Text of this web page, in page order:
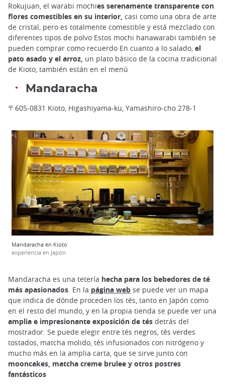
Rokujuan, el warabi mochies serenamente transparente con
flores comestibles en su interior, casi como una obra de arte
de cristal, pero es totalmente comestible y está mezclado con
diferentes tipos de polvo Estos mochi hanawarabi también se
pueden comprar como recuerdo En cuanto a lo salado, el
pato asado y el arroz, un plato básico de la cocina tradicional
de Kioto, también están en el menú
Mandaracha
〒605-0831 Kioto, Higashiyama-ku, Yamashiro-cho 278-1
Mandaracha en Kioto
experiencia en Japón
Mandaracha es una tetería hecha para los bebedores de té
más apasionados. En la página web se puede ver un mapa
que indica de dónde proceden los tés, tanto en Japón como
en el resto del mundo, y en la propia tienda se puede ver una
amplia e impresionante exposición de tés detrás del
mostrador. Se puede elegir entre tés negros, tés verdes
tostados, matcha molido, tés infusionados con nitrógeno y
mucho más en la amplia carta, que se sirve junto con
mooncakes, matcha creme brulee y otros postres
fantásticos